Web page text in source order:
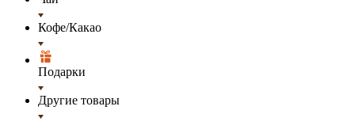
Кофе/Какао
Подарки
Другие товары